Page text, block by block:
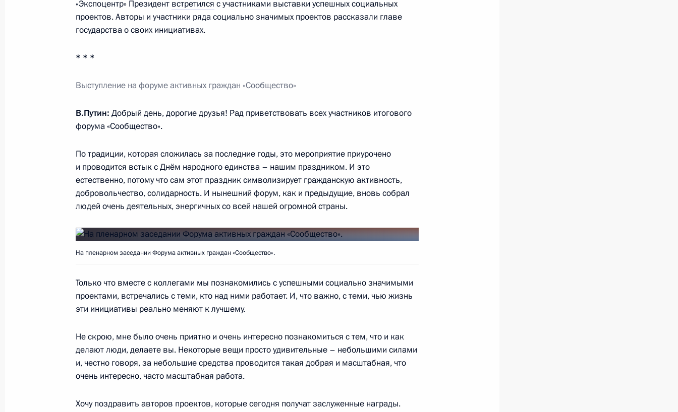
форума «Азиатско-тихоокеанское экономическое
сотрудничество» (АТЭС) в Дананге (Вьетнам)
9 ноября Владимир Путин примет участие в XIV Форуме
8 ноября 2017 года, 16:00
Рабочая встреча с главой Ингушетии Юнус-Беком Евкуровым
8 ноября 2017 года, 13:15 Москва, Кремль
7 ноября 2017 года, вторник
Заседание Комиссии по вопросам военно-технического
7 ноября 2017 года, 13:50 Москва, Кремль
от тайфуна
«Экспоцентр» Президент встретился с участниками выставки успешных социальных
проектов. Авторы и участники ряда социально значимых проектов рассказали главе
государства о своих инициативах.
* * *
Выступление на форуме активных граждан «Сообщество»
В.Путин: Добрый день, дорогие друзья! Рад приветствовать всех участников итогового
форума «Сообщество».
По традиции, которая сложилась за последние годы, это мероприятие приурочено
и проводится встык с Днём народного единства – нашим праздником. И это
естественно, потому что сам этот праздник символизирует гражданскую активность,
добровольчество, солидарность. И нынешний форум, как и предыдущие, вновь собрал
людей очень деятельных, энергичных со всей нашей огромной страны.
На пленарном заседании Форума активных граждан «Сообщество».
Только что вместе с коллегами мы познакомились с успешными социально значимыми
проектами, встречались с теми, кто над ними работает. И, что важно, с теми, чью жизнь
эти инициативы реально меняют к лучшему.
Не скрою, мне было очень приятно и очень интересно познакомиться с тем, что и как
делают люди, делаете вы. Некоторые вещи просто удивительные – небольшими силами
и, честно говоря, за небольшие средства проводится такая добрая и масштабная, что
очень интересно, часто масштабная работа.
Хочу поздравить авторов проектов, которые сегодня получат заслуженные награды.